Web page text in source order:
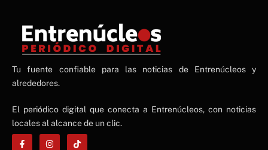
NE
NEWS ELEMENTOR
Tu fuente confiable para las noticias de Entrenúcleos y
alrededores.
El periódico digital que conecta a Entrenúcleos, con noticias
locales al alcance de un clic.